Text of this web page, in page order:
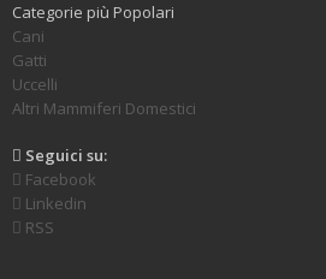
Categorie più Popolari
Cani
Gatti
Uccelli
Altri Mammiferi Domestici
Seguici su:
Facebook
Linkedin
RSS